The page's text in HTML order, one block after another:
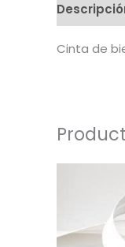
Cinta de